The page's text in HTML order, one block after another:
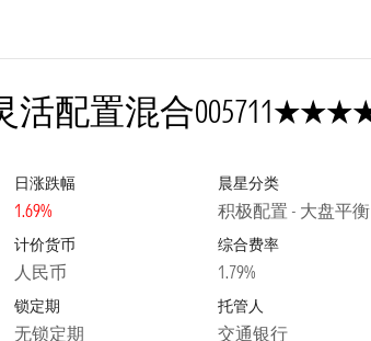
活配置混合005711
日涨跌幅
1.69%
晨星分类
积极配置 - 大盘平衡
计价货币
人民币
综合费率
1.79%
锁定期
无锁定期
托管人
交通银行